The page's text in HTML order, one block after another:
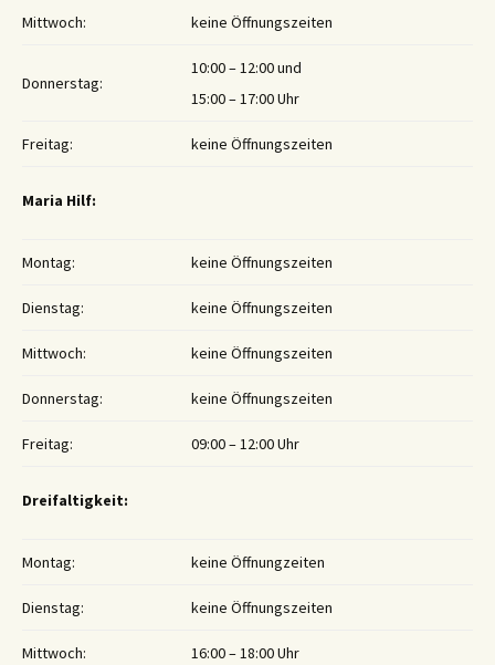
Mittwoch: keine Öffnungszeiten
Donnerstag:
10:00 – 12:00 und
15:00 – 17:00 Uhr
Freitag: keine Öffnungszeiten
Maria Hilf:
Montag: keine Öffnungszeiten
Dienstag: keine Öffnungszeiten
Mittwoch: keine Öffnungszeiten
Donnerstag: keine Öffnungszeiten
Freitag: 09:00 – 12:00 Uhr
Dreifaltigkeit:
Montag: keine Öffnungzeiten
Dienstag: keine Öffnungszeiten
Mittwoch: 16:00 – 18:00 Uhr